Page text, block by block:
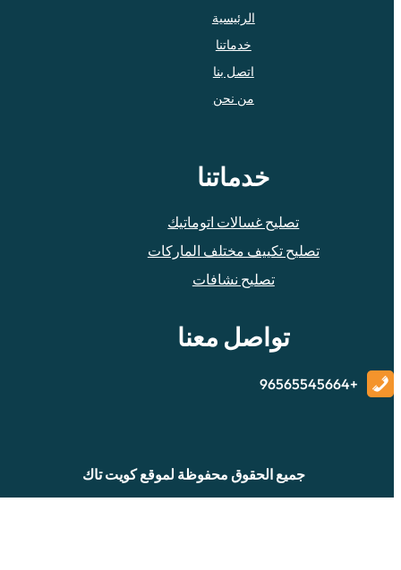
الرئيسية
خدماتنا
اتصل بنا
من نحن
خدماتنا
تصليح غسالات اتوماتيك
تصليح تكييف مختلف الماركات
تصليح نشافات
تواصل معنا
جميع الحقوق محفوظة لموقع كويت تاك